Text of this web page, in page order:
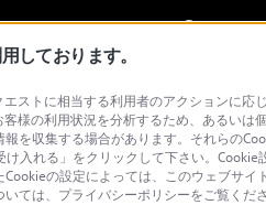
しております。
ストに相当する利用者のアクションに
様の利用状況を分析するため、あるい
を収集する場合があります。それらの
入れる」をクリックして下さい。
の設定によっては、このウェブサ
ては、プライバシーポリシーをご覧くださ